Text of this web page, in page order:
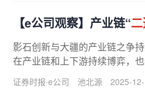
【e公司观察】产业链“
影石创新与大疆的产业链之争
在产业链和上下游持续博弈，
新创始人刘靖康在内部信中揭露
证券时报·e公司 池北源 2025-